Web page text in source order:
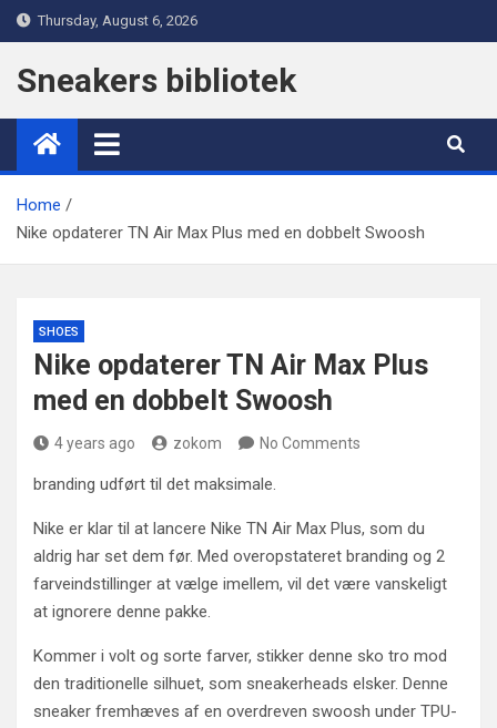
Skip
to
content
Thursday, August 6, 2026
Sneakers bibliotek
Home
Nike opdaterer TN Air Max Plus med en dobbelt Swoosh
SHOES
Nike opdaterer TN Air Max Plus
med en dobbelt Swoosh
4 years ago zokom No Comments
branding udført til det maksimale.
Nike er klar til at lancere Nike TN Air Max Plus, som du
aldrig har set dem før. Med overopstateret branding og 2
farveindstillinger at vælge imellem, vil det være vanskeligt
at ignorere denne pakke.
Kommer i volt og sorte farver, stikker denne sko tro mod
den traditionelle silhuet, som sneakerheads elsker. Denne
sneaker fremhæves af en overdreven swoosh under TPU-